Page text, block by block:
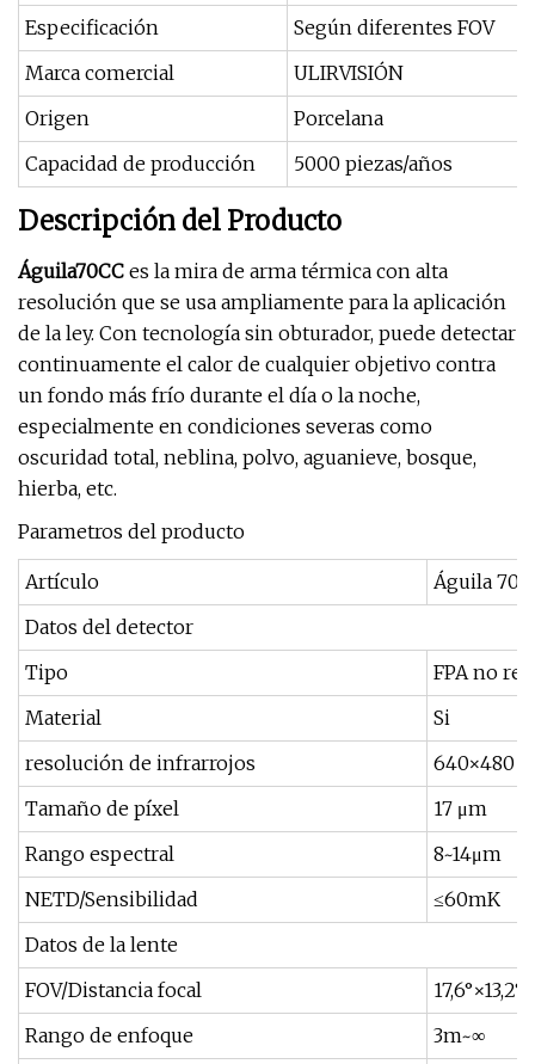
Especificación
Según diferentes FOV
Marca comercial
ULIRVISIÓN
Origen
Porcelana
Capacidad de producción
5000 piezas/años
Descripción del Producto
Águila70CC es la mira de arma térmica con alta
resolución que se usa ampliamente para la aplicación
de la ley. Con tecnología sin obturador, puede detectar
continuamente el calor de cualquier objetivo contra
un fondo más frío durante el día o la noche,
especialmente en condiciones severas como
oscuridad total, neblina, polvo, aguanieve, bosque,
hierba, etc.
Parametros del producto
Artículo
Águila
Datos del detector
Tipo
FPA no
Material
Si
resolución de infrarrojos
640×480
Tamaño de píxel
17 μm
Rango espectral
8~14μm
NETD/Sensibilidad
≤60mK
Datos de la lente
FOV/Distancia focal
Rango de enfoque
3m~∞